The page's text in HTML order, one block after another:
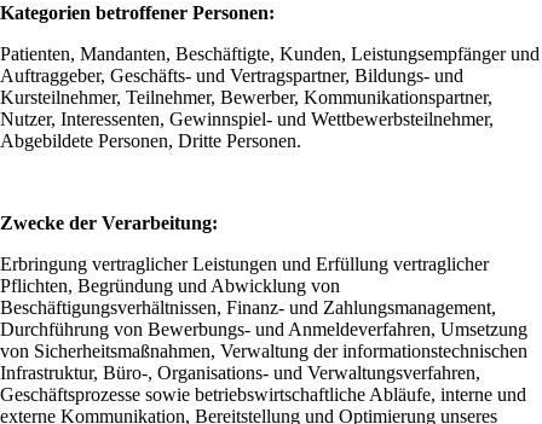
Kategorien betroffener Personen:
Patienten, Mandanten, Beschäftigte, Kunden, Leistungsempfänger und
Auftraggeber, Geschäfts- und Vertragspartner, Bildungs- und
Kursteilnehmer, Teilnehmer, Bewerber, Kommunikationspartner,
Nutzer, Interessenten, Gewinnspiel- und Wettbewerbsteilnehmer,
Abgebildete Personen, Dritte Personen.
Zwecke der Verarbeitung:
Erbringung vertraglicher Leistungen und Erfüllung vertraglicher
Pflichten, Begründung und Abwicklung von
Beschäftigungsverhältnissen, Finanz- und Zahlungsmanagement,
Durchführung von Bewerbungs- und Anmeldeverfahren, Umsetzung
von Sicherheitsmaßnahmen, Verwaltung der informationstechnischen
Infrastruktur, Büro-, Organisations- und Verwaltungsverfahren,
Geschäftsprozesse sowie betriebswirtschaftliche Abläufe, interne und
externe Kommunikation, Bereitstellung und Optimierung unseres